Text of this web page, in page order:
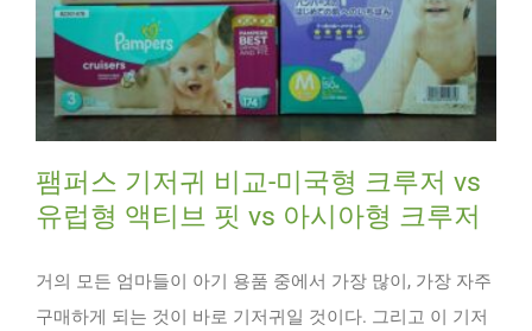
팸퍼스 기저귀 비교-미국형 크루저 vs
유럽형 액티브 핏 vs 아시아형 크루저
거의 모든 엄마들이 아기 용품 중에서 가장 많이, 가장 자주
구매하게 되는 것이 바로 기저귀일 것이다. 그리고 이 기저